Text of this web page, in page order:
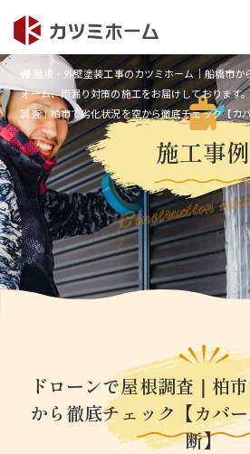
屋根・外壁塗装工事のカツミホーム｜船橋市か
ォーム、雨漏り対策の施工をお届けしております
調査｜柏市で劣化状況を空から徹底チェック【カ
施工事例
Construction
ドローンで屋根調査｜柏
から徹底チェック【カバ
断】